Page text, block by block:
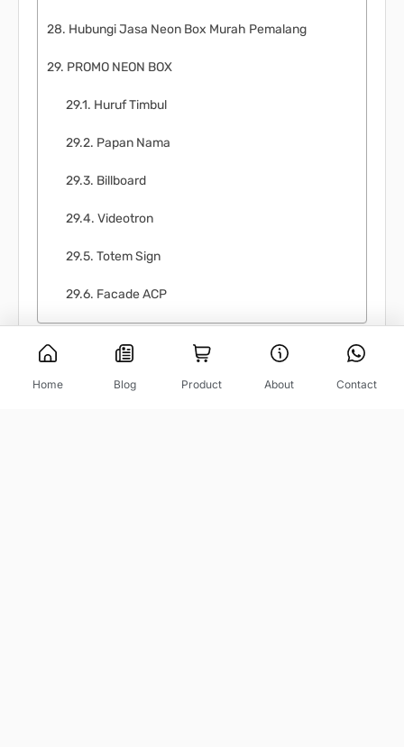
Hubungi Jasa Neon Box Murah Pemalang
PROMO NEON BOX
Huruf Timbul
Papan Nama
Billboard
Videotron
Totem Sign
Facade ACP
Home Blog Product About Contact